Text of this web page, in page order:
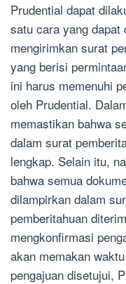
Prudential dapat
satu cara yang dapat
mengirimkan surat
yang berisi
ini harus memenuhi
oleh Prudential.
memastikan bahwa
dalam surat
lengkap. Selain itu,
bahwa semua
dilampirkan dalam
pemberitahuan
mengkonfirmasi
akan memakan
pengajuan disetujui,